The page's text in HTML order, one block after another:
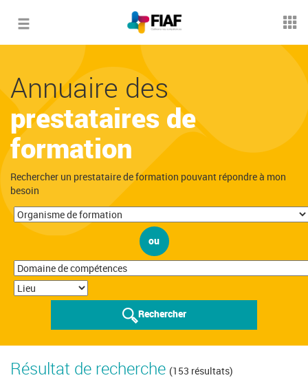
Toggle
Annuaire des
prestataires de
formation
Rechercher un prestataire de formation pouvant répondre à mon
besoin
ou
Rechercher
Résultat de recherche (153 résultats)